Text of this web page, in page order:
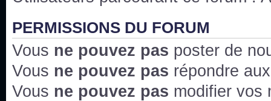
PERMISSIONS DU FORUM
Vous ne pouvez pas poster de
Vous ne pouvez pas répondre
Vous ne pouvez pas modifier vos